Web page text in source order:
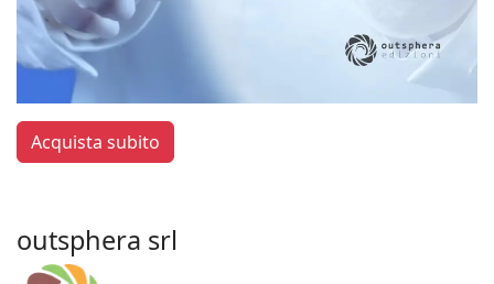
Acquista subito
outsphera srl